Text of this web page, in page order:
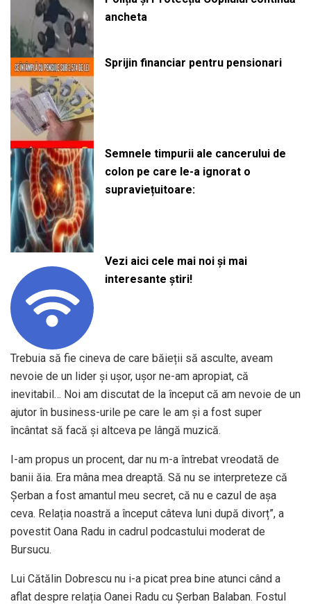
ancheta
Sprijin financiar pentru pensionari
Semnele timpurii ale cancerului de
colon pe care le-a ignorat o
supraviețuitoare:
Vezi aici cele mai noi și mai
interesante știri!
Trebuia să fie cineva de care băieții să asculte, aveam
nevoie de un lider și ușor, ușor ne-am apropiat, că
inevitabil… Noi am discutat de la început că am nevoie de un
ajutor în business-urile pe care le am și a fost super
încântat să facă și altceva pe lângă muzică.
I-am propus un procent, dar nu m-a întrebat vreodată de
banii ăia. Era mâna mea dreaptă. Să nu se interpreteze că
Șerban a fost amantul meu secret, că nu e cazul de așa
ceva. Relația noastră a început câteva luni după divorț”, a
povestit Oana Radu in cadrul podcastului moderat de
Bursucu.
Lui Cătălin Dobrescu nu i-a picat prea bine atunci când a
aflat despre relația Oanei Radu cu Șerban Balaban. Fostul